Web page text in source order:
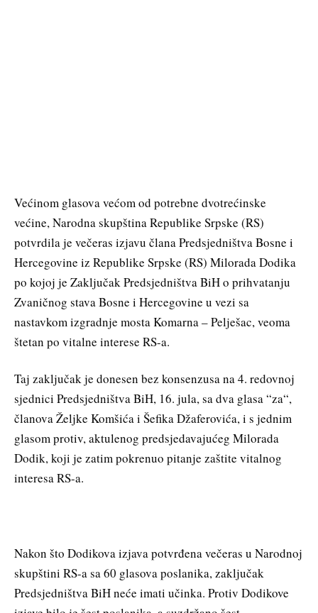
Većinom glasova većom od potrebne dvotrećinske
većine, Narodna skupština Republike Srpske (RS)
potvrdila je večeras izjavu člana Predsjedništva Bosne i
Hercegovine iz Republike Srpske (RS) Milorada Dodika
po kojoj je Zaključak Predsjedništva BiH o prihvatanju
Zvaničnog stava Bosne i Hercegovine u vezi sa
nastavkom izgradnje mosta Komarna – Pelješac, veoma
štetan po vitalne interese RS-a.
Taj zaključak je donesen bez konsenzusa na 4. redovnoj
sjednici Predsjedništva BiH, 16. jula, sa dva glasa “za“,
članova Željke Komšića i Šefika Džaferovića, i s jednim
glasom protiv, aktulenog predsjedavajućeg Milorada
Dodik, koji je zatim pokrenuo pitanje zaštite vitalnog
interesa RS-a.
Nakon što Dodikova izjava potvrđena večeras u Narodnoj
skupštini RS-a sa 60 glasova poslanika, zaključak
Predsjedništva BiH neće imati učinka. Protiv Dodikove